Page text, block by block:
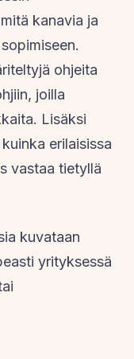
kanavia ja
ohjeita
joilla
Lisäksi
erilaisissa
vastaa tietyllä
kuvataan
yrityksessä